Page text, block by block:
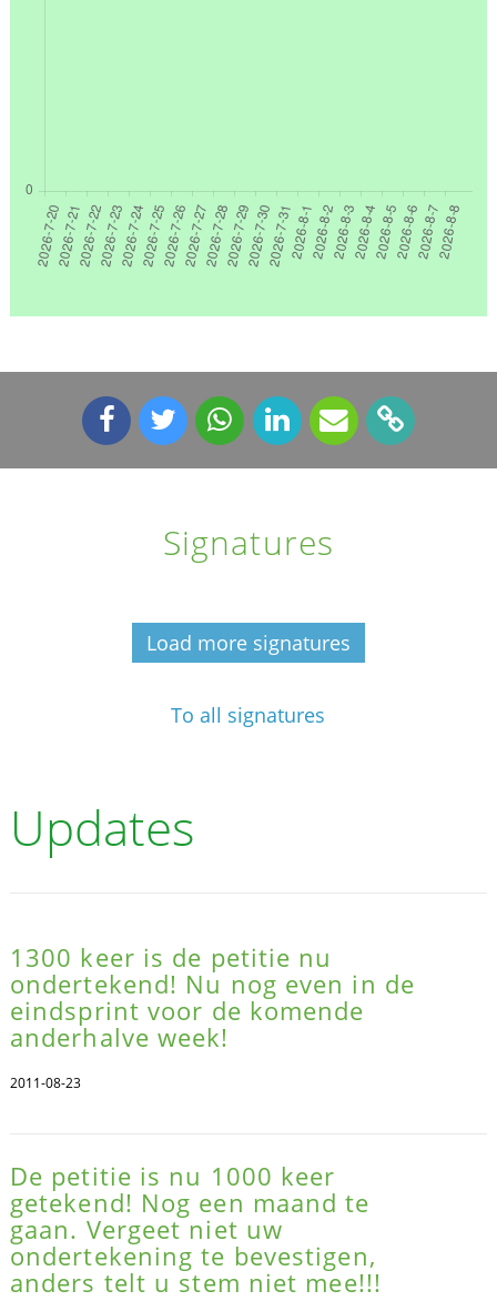
Signatures
Load more signatures
To all signatures
Updates
1300 keer is de petitie nu
ondertekend! Nu nog even in de
eindsprint voor de komende
anderhalve week!
2011-08-23
De petitie is nu 1000 keer
getekend! Nog een maand te
gaan. Vergeet niet uw
ondertekening te bevestigen,
anders telt u stem niet mee!!!